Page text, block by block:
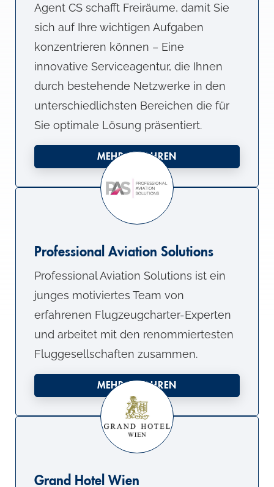
Agent CS schafft Freiräume, damit Sie
sich auf Ihre wichtigen Aufgaben
konzentrieren können – Eine
innovative Serviceagentur, die Ihnen
durch bestehende Netzwerke in den
unterschiedlichsten Bereichen die für
Sie optimale Lösung präsentiert.
MEHR ERFAHREN
Professional Aviation Solutions
Professional Aviation Solutions ist ein
junges motiviertes Team von
erfahrenen Flugzeugcharter-Experten
und arbeitet mit den renommiertesten
Fluggesellschaften zusammen.
MEHR ERFAHREN
Grand Hotel Wien